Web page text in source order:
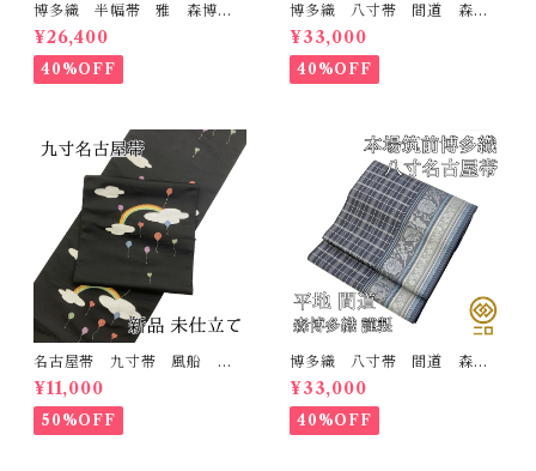
博多織 半幅帯 雅 森博多
織 正絹 リバーシブル 長
さ/3m78cm 日本製 和装
小袋帯 半巾帯
¥26,400
40%OFF
博多織 八寸帯 間道 森博
多織 正絹 日本製 未仕立
て 名古屋帯
¥33,000
40%OFF
名古屋帯 九寸帯 風船
雲 虹 正絹 日本製 九寸
名古屋帯
¥11,000
50%OFF
博多織 八寸帯 間道 森博
多織 正絹 日本製 未仕立
て 名古屋帯
¥33,000
40%OFF